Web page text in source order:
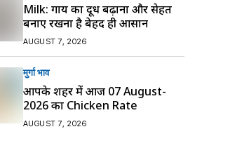
Milk: गाय का दूध बढ़ाना और सेहत
बनाए रखना है बेहद ही आसान
AUGUST 7, 2026
मुर्गा भाव
आपके शहर में आज 07 August-
2026 का Chicken Rate
AUGUST 7, 2026